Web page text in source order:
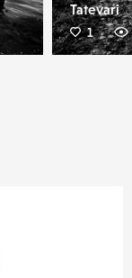
Tatevari
1